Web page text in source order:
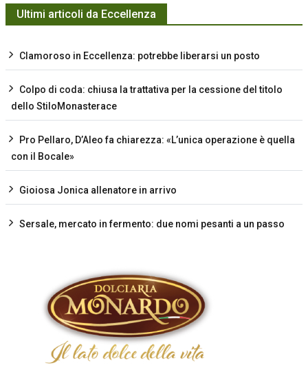
Ultimi articoli da Eccellenza
Clamoroso in Eccellenza: potrebbe liberarsi un posto
Colpo di coda: chiusa la trattativa per la cessione del titolo
dello StiloMonasterace
Pro Pellaro, D’Aleo fa chiarezza: «L’unica operazione è quella
con il Bocale»
Gioiosa Jonica allenatore in arrivo
Sersale, mercato in fermento: due nomi pesanti a un passo